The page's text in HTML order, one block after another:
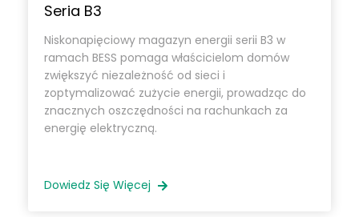
Seria B3
Niskonapięciowy magazyn energii serii B3 w
ramach BESS pomaga właścicielom domów
zwiększyć niezależność od sieci i
zoptymalizować zużycie energii, prowadząc do
znacznych oszczędności na rachunkach za
energię elektryczną.
Dowiedz Się Więcej